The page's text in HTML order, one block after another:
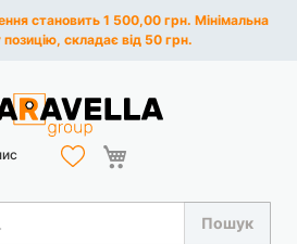
становить 1 500,00 грн. Мінімальна
складає від 50 грн.
Пошук